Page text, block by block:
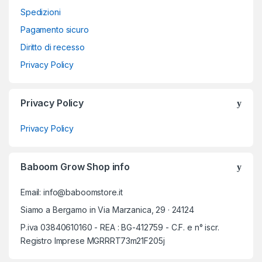
Spedizioni
Pagamento sicuro
Diritto di recesso
Privacy Policy
Privacy Policy
Privacy Policy
Baboom Grow Shop info
Email: info@baboomstore.it
Siamo a Bergamo in Via Marzanica, 29 · 24124
P.iva 03840610160 - REA : BG-412759 - C.F. e n° iscr.
Registro Imprese MGRRRT73m21F205j